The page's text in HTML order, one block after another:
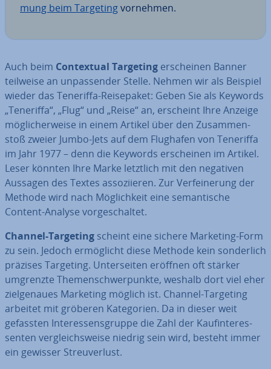
mung beim Targetingvornehmen.
Auch beim Con­tex­tu­al Targeting er­schei­nen Banner
teilweise an un­pas­sen­der Stelle. Nehmen wir als Beispiel
wieder das Teneriffa-Rei­se­pa­ket: Geben Sie als Keywords
„Teneriffa“, „Flug“ und „Reise“ an, erscheint Ihre Anzeige
mög­li­cher­wei­se in einem Artikel über den Zu­sam­men­
stoß zweier Jumbo-Jets auf dem Flughafen von Teneriffa
im Jahr 1977 – denn die Keywords er­schei­nen im Artikel.
Leser könnten Ihre Marke letztlich mit den negativen
Aussagen des Textes as­so­zi­ie­ren. Zur Ver­fei­ne­rung der
Methode wird nach Mög­lich­keit eine se­man­ti­sche
Content-Analyse vor­ge­schal­tet.
Channel-Targeting scheint eine sichere Marketing-Form
zu sein. Jedoch er­mög­licht diese Methode kein son­der­lich
präzises Targeting. Un­ter­sei­ten eröffnen oft stärker
umgrenzte The­men­schwer­punk­te, weshalb dort viel eher
ziel­ge­nau­es Marketing möglich ist. Channel-Targeting
arbeitet mit gröberen Ka­te­go­rien. Da in dieser weit
gefassten In­ter­es­sens­grup­pe die Zahl der Kauf­in­ter­es­
sen­ten ver­gleichs­wei­se niedrig sein wird, besteht immer
ein gewisser Streu­ver­lust.